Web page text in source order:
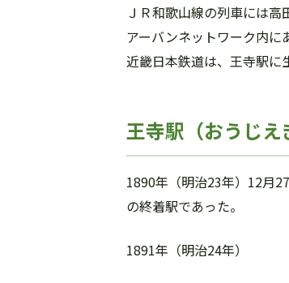
ＪＲ和歌山線の列車には高
アーバンネットワーク内に
近畿日本鉄道は、王寺駅に
王寺駅（おうじえ
1890年（明治23年）12月
の終着駅であった。
1891年（明治24年）